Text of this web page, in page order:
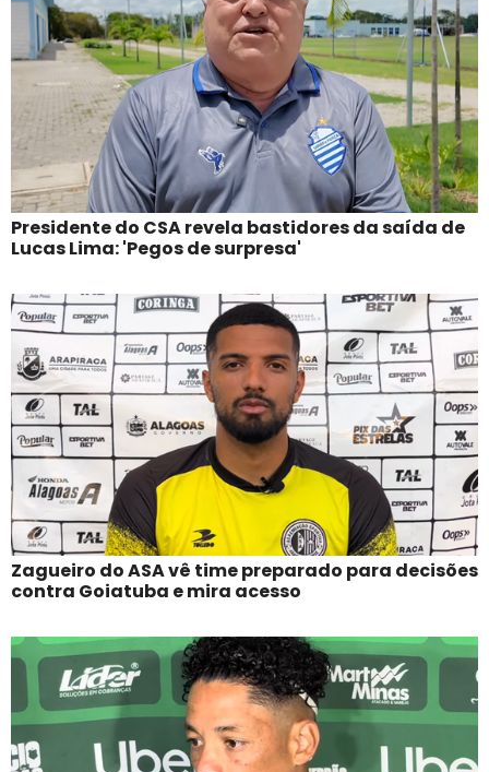
Presidente do CSA revela bastidores da saída de
Lucas Lima: 'Pegos de surpresa'
Zagueiro do ASA vê time preparado para decisões
contra Goiatuba e mira acesso